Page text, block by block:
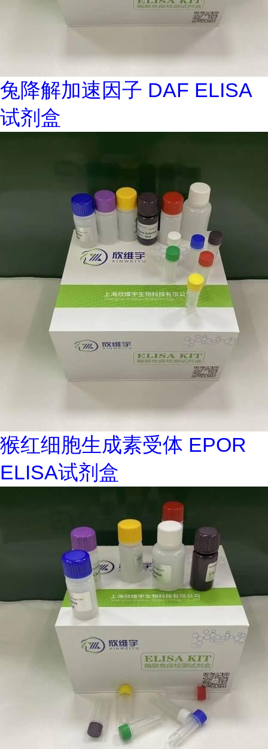
兔降解加速因子 DAF ELISA
试剂盒
猴红细胞生成素受体 EPOR
ELISA试剂盒